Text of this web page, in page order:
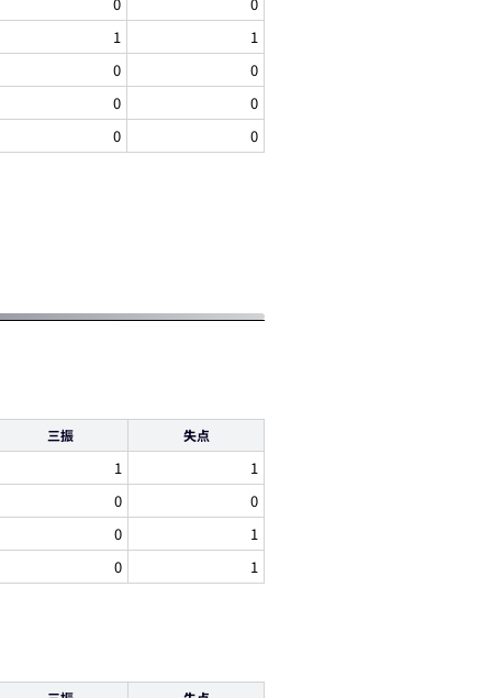
1
1
0
0
0
0
0 0
三振 失点
1
1
0
0
0
1
0 1